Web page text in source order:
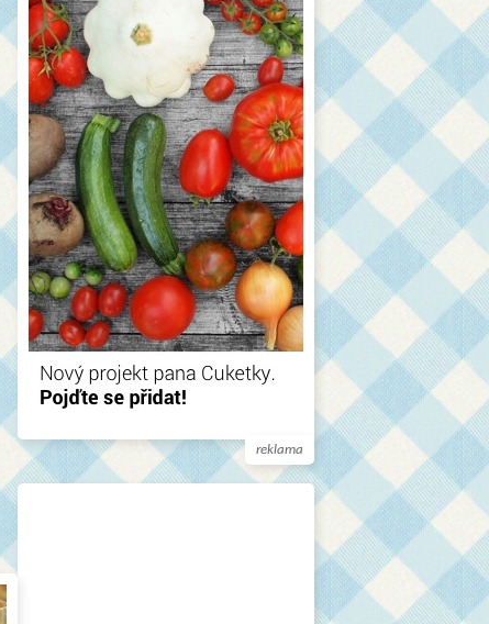
reklama